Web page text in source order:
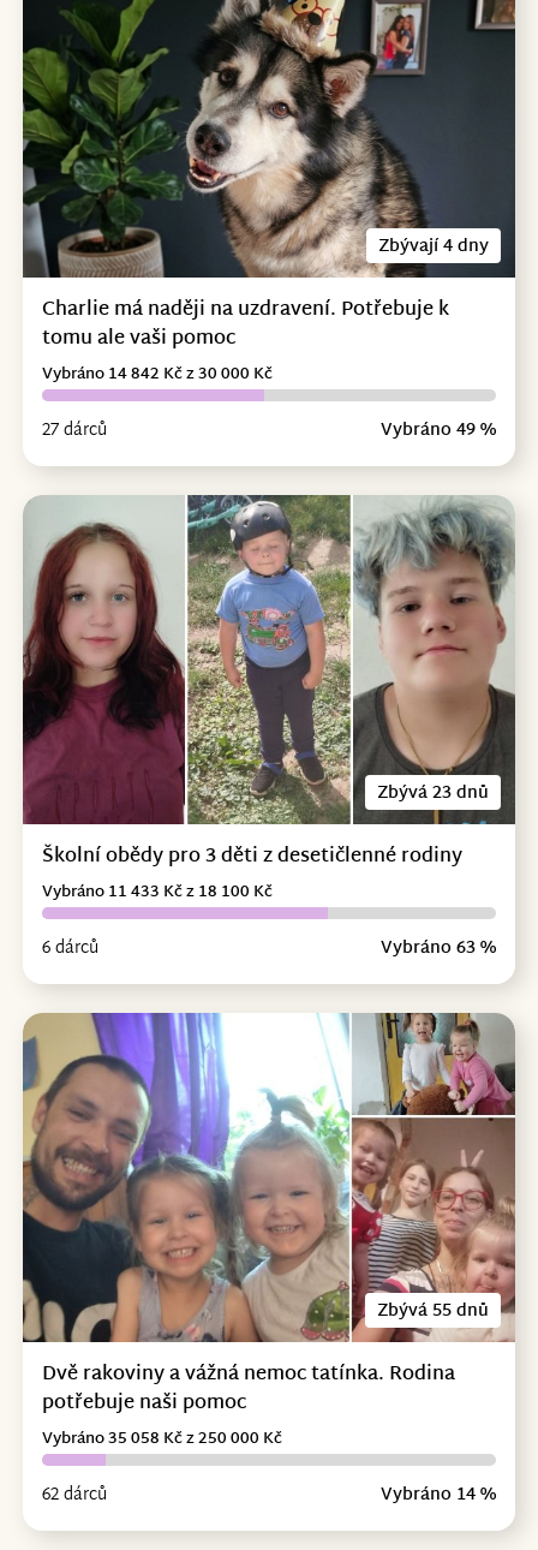
Zbývají 4 dny
Charlie má naději na uzdravení. Potřebuje k
tomu ale vaši pomoc
27 dárců Vybráno 49 %
Vybráno 14 842 Kč z 30 000 Kč
Zbývá 23 dnů
Školní obědy pro 3 děti z desetičlenné rodiny
6 dárců Vybráno 63 %
Vybráno 11 433 Kč z 18 100 Kč
Zbývá 55 dnů
Dvě rakoviny a vážná nemoc tatínka. Rodina
potřebuje naši pomoc
62 dárců Vybráno 14 %
Vybráno 35 058 Kč z 250 000 Kč